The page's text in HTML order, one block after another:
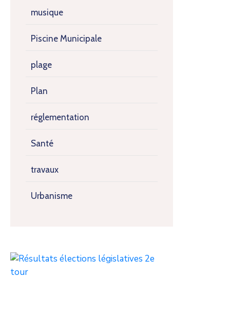
musique
Piscine Municipale
plage
Plan
réglementation
Santé
travaux
Urbanisme